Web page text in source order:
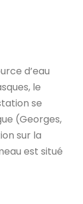
d’eau
le
se
(Georges,
sur la
est situé